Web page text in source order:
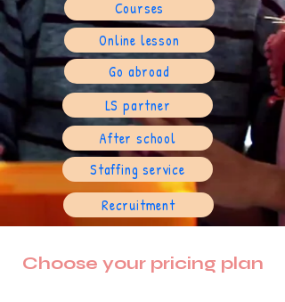
Courses
Online lesson
Go abroad
LS partner
After school
Staffing service
Recruitment
Choose your pricing plan